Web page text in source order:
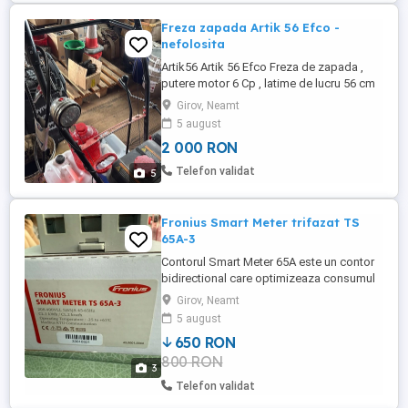
5
Freza zapada Artik 56 Efco -
nefolosita
Artik56 Artik 56 Efco Freza de zapada ,
putere motor 6 Cp , latime de lucru 56 cm
PREZENTARE PRODUS Motor performant
destinat sezonului rece şi pentru aplicaţii
la temperaturi joase. Turbine in 2 stagii şi
melc zimţat oferind performanţe optime
chiar şi în zăpadă densă sau îngheţată.
Girov, Neamt
5 august
2 000 RON
Telefon validat
3
Fronius Smart Meter trifazat TS
65A-3
Contorul Smart Meter 65A este un contor
bidirectional care optimizeaza consumul
propriu si urmareste curba de incarcare a
casei. Impreuna cu portalul online Fronius
Solar, contorul ofera o imagine clara
asupra propriului consum de energie.
Girov, Neamt
5 august
650 RON
800 RON
Telefon validat